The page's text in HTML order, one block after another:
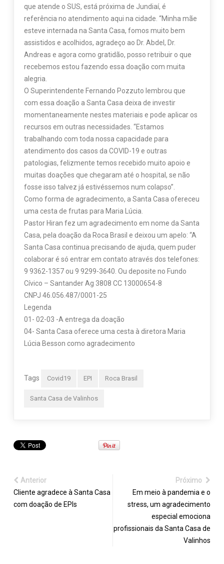
que atende o SUS, está próxima de Jundiaí, é
referência no atendimento aqui na cidade. “Minha mãe
esteve internada na Santa Casa, fomos muito bem
assistidos e acolhidos, agradeço ao Dr. Abdel, Dr.
Andreas e agora como gratidão, posso retribuir o que
recebemos estou fazendo essa doação com muita
alegria.
O Superintendente Fernando Pozzuto lembrou que
com essa doação a Santa Casa deixa de investir
momentaneamente nestes materiais e pode aplicar os
recursos em outras necessidades. “Estamos
trabalhando com toda nossa capacidade para
atendimento dos casos da COVID-19 e outras
patologias, felizmente temos recebido muito apoio e
muitas doações que chegaram até o hospital, se não
fosse isso talvez já estivéssemos num colapso”.
Como forma de agradecimento, a Santa Casa ofereceu
uma cesta de frutas para Maria Lúcia.
Pastor Hiran fez um agradecimento em nome da Santa
Casa, pela doação da Roca Brasil e deixou um apelo: “A
Santa Casa continua precisando de ajuda, quem puder
colaborar é só entrar em contato através dos telefones:
9 9362-1357 ou 9 9299-3640. Ou deposite no Fundo
Cívico – Santander Ag 3808 CC 13000654-8
CNPJ 46.056.487/0001-25
Legenda
01- 02-03 -A entrega da doação
04- Santa Casa oferece uma cesta à diretora Maria
Lúcia Besson como agradecimento
Tags Covid19 EPI Roca Brasil
Santa Casa de Valinhos
Anterior
Cliente agradece à Santa Casa
com doação de EPIs
Próximo
Em meio à pandemia e o
stress, um agradecimento
especial emociona
profissionais da Santa Casa de
Valinhos